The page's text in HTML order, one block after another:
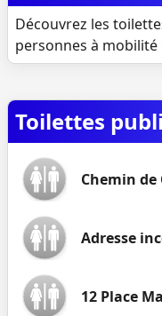
Découvrez les
personnes à mobilité
Toilettes
Chemin de
Adresse
12 Place